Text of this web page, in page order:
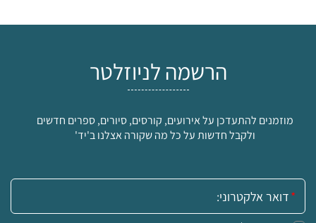
הרשמה לניוזלטר
מוזמנים להתעדכן על אירועים, קורסים, סיורים, ספרים חדשים
ולקבל חדשות על כל מה שקורה אצלנו ב'יד'
אימייל: